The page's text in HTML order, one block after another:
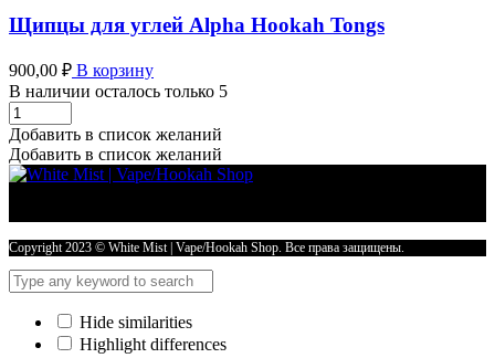
Щипцы для углей Alpha Hookah Tongs
900,00 ₽ В корзину
В наличии осталось только 5
Щипцы
для
углей
Alpha
Добавить в список желаний
Добавить в список желаний
Copyright 2023 © White Mist | Vape/Hookah Shop. Все права защищены.
Hide similarities
Highlight differences